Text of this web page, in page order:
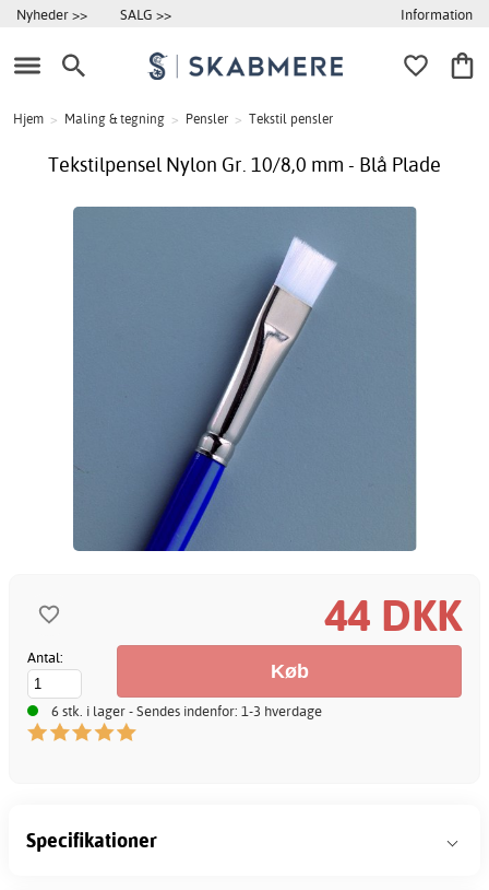
Nyheder >> SALG >> Information
Hjem > Maling & tegning > Pensler > Tekstil pensler
Tekstilpensel Nylon Gr. 10/8,0 mm - Blå Plade
44 DKK
Antal:
6 stk. i lager - Sendes indenfor: 1-3 hverdage
Specifikationer